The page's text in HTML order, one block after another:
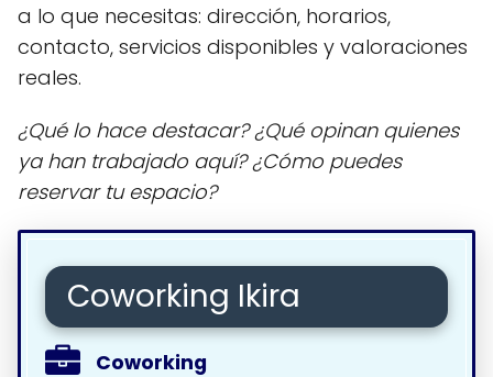
a lo que necesitas: dirección, horarios,
contacto, servicios disponibles y valoraciones
reales.
¿Qué lo hace destacar? ¿Qué opinan quienes
ya han trabajado aquí? ¿Cómo puedes
reservar tu espacio?
Coworking Ikira
Coworking